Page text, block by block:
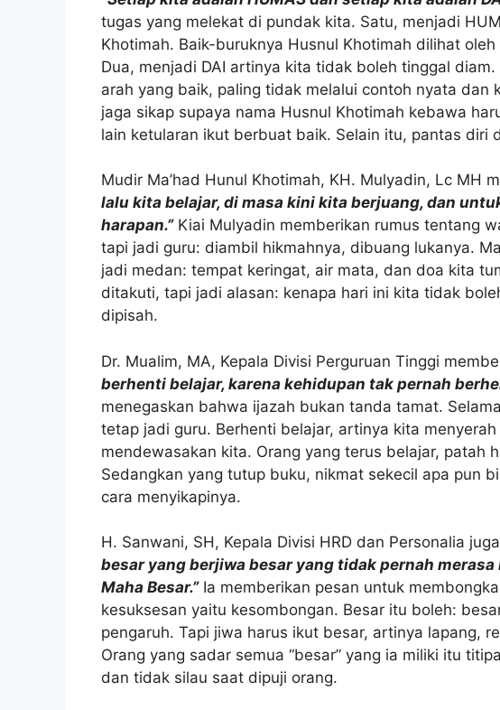
tugas yang melekat di pundak kita. Satu, menjadi
Khotimah. Baik-buruknya Husnul Khotimah dilihat
Dua, menjadi DAI artinya kita tidak boleh tinggal
arah yang baik, paling tidak melalui contoh nyata dan
jaga sikap supaya nama Husnul Khotimah kebawa
lain ketularan ikut berbuat baik. Selain itu, pantas diri
Mudir Ma’had Hunul Khotimah, KH. Mulyadin, Lc MH
lalu kita belajar, di masa kini kita berjuang, dan
harapan.”Kiai Mulyadin memberikan rumus tentang
tapi jadi guru: diambil hikmahnya, dibuang lukanya.
jadi medan: tempat keringat, air mata, dan doa kita
ditakuti, tapi jadi alasan: kenapa hari ini kita tidak
dipisah.
Dr. Mualim, MA, Kepala Divisi Perguruan Tinggi
berhenti belajar, karena kehidupan tak pernah
menegaskan bahwa ijazah bukan tanda tamat.
tetap jadi guru. Berhenti belajar, artinya kita
mendewasakan kita. Orang yang terus belajar, patah
Sedangkan yang tutup buku, nikmat sekecil apa pun
cara menyikapinya.
H. Sanwani, SH, Kepala Divisi HRD dan Personalia
besar yang berjiwa besar yang tidak pernah
Maha Besar.”Ia memberikan pesan untuk
kesuksesan yaitu kesombongan. Besar itu boleh:
pengaruh. Tapi jiwa harus ikut besar, artinya lapang,
Orang yang sadar semua “besar” yang ia miliki itu
dan tidak silau saat dipuji orang.